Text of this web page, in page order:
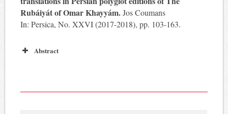
Rubáiyát of Omar Khayyám.Jos Coumans
In: Persica, No. XXVI (2017-2018), pp. 103-163.
Abstract